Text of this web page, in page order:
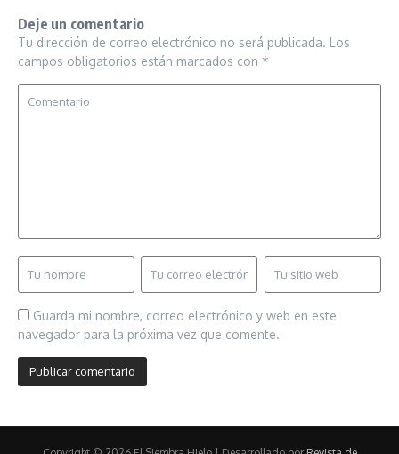
Deje un comentario
Tu dirección de correo electrónico no será publicada. Los
campos obligatorios están marcados con *
Guarda mi nombre, correo electrónico y web en este
navegador para la próxima vez que comente.